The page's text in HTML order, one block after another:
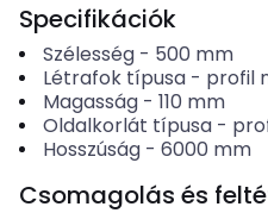
Specifikációk
Szélesség- 500 mm
Létrafok típusa- profil
Magasság- 110 mm
Oldalkorlát típusa-
Hosszúság- 6000 mm
Csomagolás és